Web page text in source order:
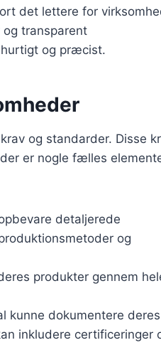
det lettere for
transparent
og præcist.
og standarder. Disse
er nogle fælles
detaljerede
og
produkter gennem
kunne dokumentere deres
inkludere certificeringer